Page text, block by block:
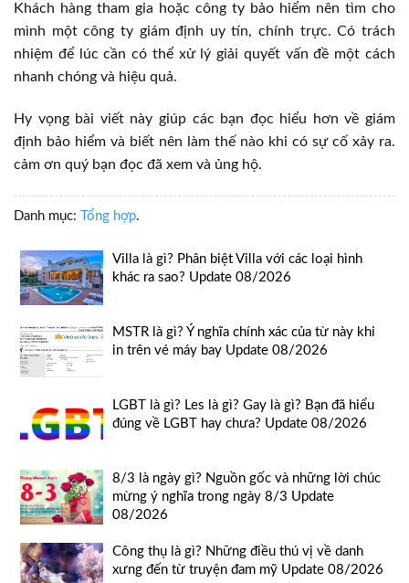
Khách hàng tham gia hoặc công ty bảo hiểm nên tìm cho
mình một công ty giám định uy tín, chính trực. Có trách
nhiệm để lúc cần có thể xử lý giải quyết vấn đề một cách
nhanh chóng và hiệu quả.
Hy vọng bài viết này giúp các bạn đọc hiểu hơn về giám
định bảo hiểm và biết nên làm thế nào khi có sự cố xảy ra.
cảm ơn quý bạn đọc đã xem và ủng hộ.
Danh mục: Tổng hợp.
Villa là gì? Phân biệt Villa với các loại hình
khác ra sao? Update 08/2026
MSTR là gì? Ý nghĩa chính xác của từ này khi
in trên vé máy bay Update 08/2026
LGBT là gì? Les là gì? Gay là gì? Bạn đã hiểu
đúng về LGBT hay chưa? Update 08/2026
8/3 là ngày gì? Nguồn gốc và những lời chúc
mừng ý nghĩa trong ngày 8/3 Update
08/2026
Công thụ là gì? Những điều thú vị về danh
xưng đến từ truyện đam mỹ Update 08/2026